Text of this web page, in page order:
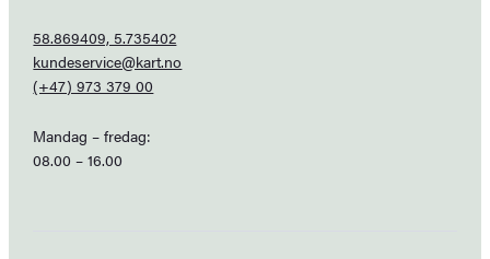
58.869409, 5.735402
kundeservice@kart.no
(+47) 973 379 00
Mandag – fredag:
08.00 – 16.00